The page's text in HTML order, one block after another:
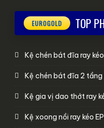
TOP
Kệ chén bát đĩa ray
Kệ chén bát đĩa 2 tầng
Kệ gia vị dao thớt ray
Kệ xoong nồi ray kéo